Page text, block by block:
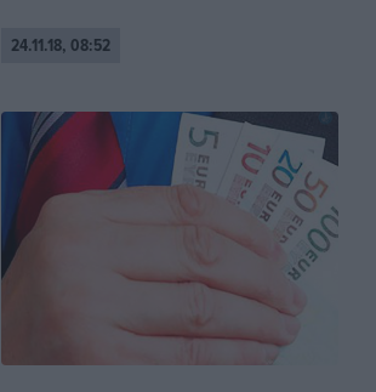
24.11.18, 08:52